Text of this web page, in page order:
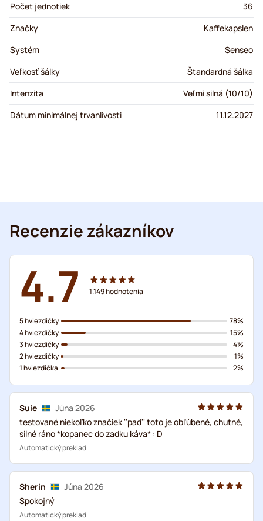
Počet jednotiek
36
Značky
Kaffekapslen
Systém
Senseo
Veľkosť šálky
Štandardná šálka
Intenzita
Veľmi silná (10/10)
Dátum minimálnej trvanlivosti
11.12.2027
Recenzie zákazníkov
4.7 1.149hodnotenia
5 hviezdičky
4 hviezdičky
3 hviezdičky
2 hviezdičky
1 hviezdička
78%
15%
4%
1%
2%
Suie
Júna 2026
testované niekoľko značiek ''pad'' toto je obľúbené, chutné,
silné ráno *kopanec do zadku káva* : D
Automatický preklad
Sherin
Júna 2026
Spokojný
Automatický preklad